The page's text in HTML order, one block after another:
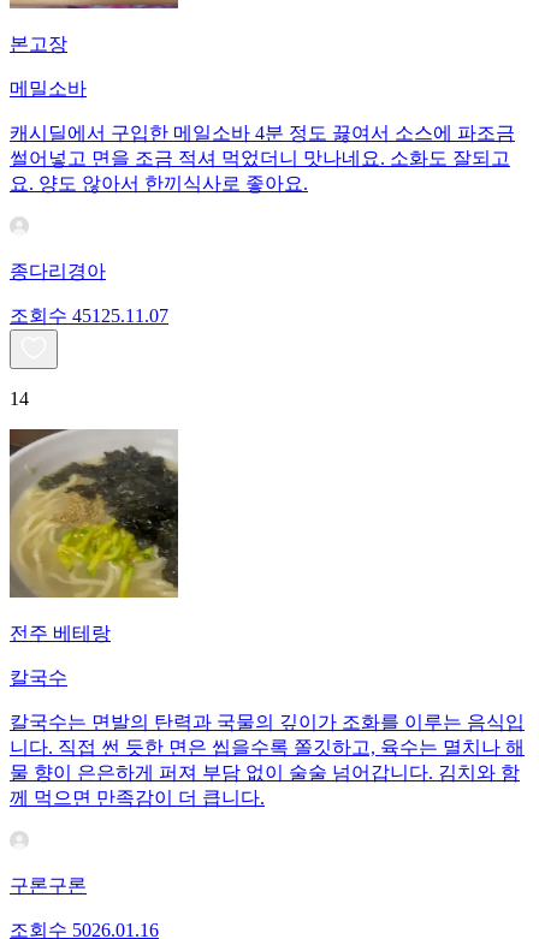
본고장
메밀소바
캐시딜에서 구입한 메일소바 4분 정도 끓여서 소스에 파조금
썰어넣고 면을 조금 적셔 먹었더니 맛나네요. 소화도 잘되고
요. 양도 않아서 한끼식사로 좋아요.
종다리경아
조회수 451 25.11.07
14
전주 베테랑
칼국수
칼국수는 면발의 탄력과 국물의 깊이가 조화를 이루는 음식입
니다. 직접 썬 듯한 면은 씹을수록 쫄깃하고, 육수는 멸치나 해
물 향이 은은하게 퍼져 부담 없이 술술 넘어갑니다. 김치와 함
께 먹으면 만족감이 더 큽니다.
구론구론
조회수 5026.01.16